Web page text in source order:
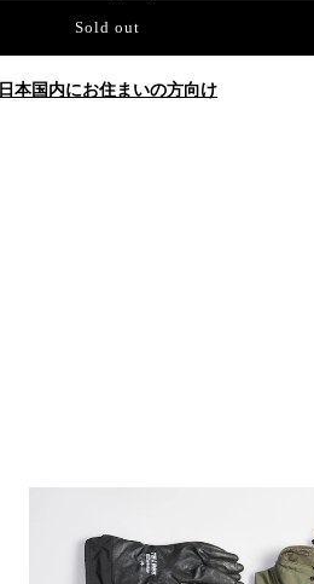
Sold out
日本国内にお住まいの方向け